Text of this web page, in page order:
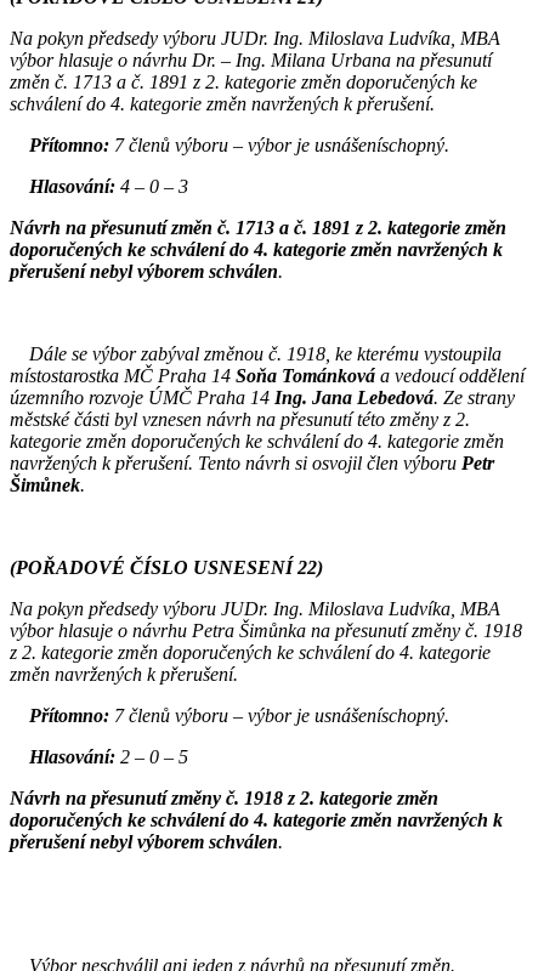
Na pokyn předsedy výboru JUDr. Ing. Miloslava Ludvíka, MBA
výbor hlasuje o návrhu Dr. – Ing. Milana Urbana na přesunutí
změn č. 1713 a č. 1891 z 2. kategorie změn doporučených ke
schválení do 4. kategorie změn navržených k přerušení.
Přítomno: 7 členů výboru – výbor je usnášeníschopný.
Hlasování: 4 – 0 – 3
Návrh na přesunutí změn č. 1713 a č. 1891 z 2. kategorie změn
doporučených ke schválení do 4. kategorie změn navržených k
přerušení nebyl výborem schválen.
Dále se výbor zabýval změnou č. 1918, ke kterému vystoupila
místostarostka MČ Praha 14 Soňa Tománková a vedoucí oddělení
územního rozvoje ÚMČ Praha 14 Ing. Jana Lebedová. Ze strany
městské části byl vznesen návrh na přesunutí této změny z 2.
kategorie změn doporučených ke schválení do 4. kategorie změn
navržených k přerušení. Tento návrh si osvojil člen výboru Petr
Šimůnek.
(POŘADOVÉ ČÍSLO USNESENÍ 22)
Na pokyn předsedy výboru JUDr. Ing. Miloslava Ludvíka, MBA
výbor hlasuje o návrhu Petra Šimůnka na přesunutí změny č. 1918
z 2. kategorie změn doporučených ke schválení do 4. kategorie
změn navržených k přerušení.
Přítomno: 7 členů výboru – výbor je usnášeníschopný.
Hlasování: 2 – 0 – 5
Návrh na přesunutí změny č. 1918 z 2. kategorie změn
doporučených ke schválení do 4. kategorie změn navržených k
přerušení nebyl výborem schválen.
Výbor neschválil ani jeden z návrhů na přesunutí změn.